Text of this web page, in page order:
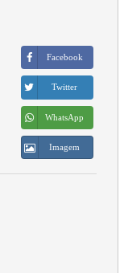
Facebook
Twitter
WhatsApp
Imagem